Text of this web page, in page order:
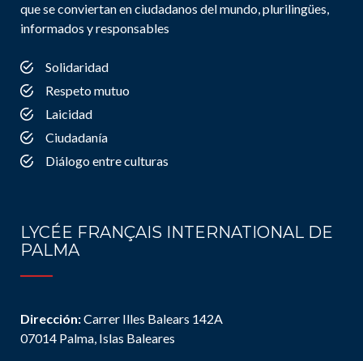
que se conviertan en ciudadanos del mundo, plurilingües,
informados y responsables
Solidaridad
Respeto mutuo
Laicidad
Ciudadanía
Diálogo entre culturas
LYCÉE FRANÇAIS INTERNATIONAL DE
PALMA
Dirección:Carrer Illes Balears 142A
07014 Palma, Islas Baleares